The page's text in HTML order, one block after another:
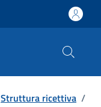
Struttura ricettiva /